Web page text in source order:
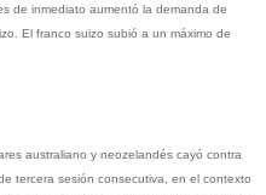
de inmediato aumentó la demanda de
El franco suizo subió a un máximo de
australiano y neozelandés cayó contra
tercera sesión consecutiva, en el contexto